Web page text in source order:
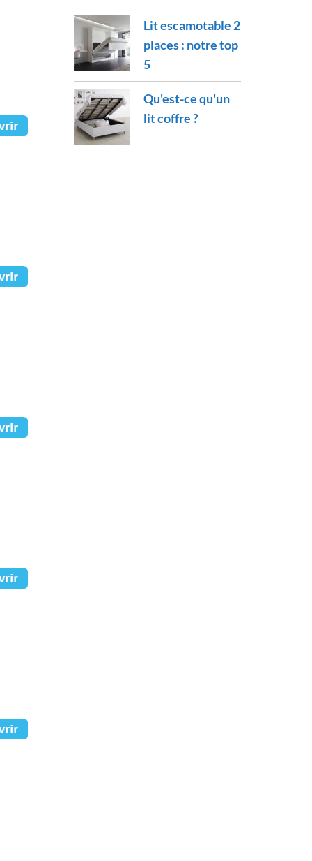
Lit escamotable 2
places : notre top
5
Qu'est-ce qu'un
lit coffre ?